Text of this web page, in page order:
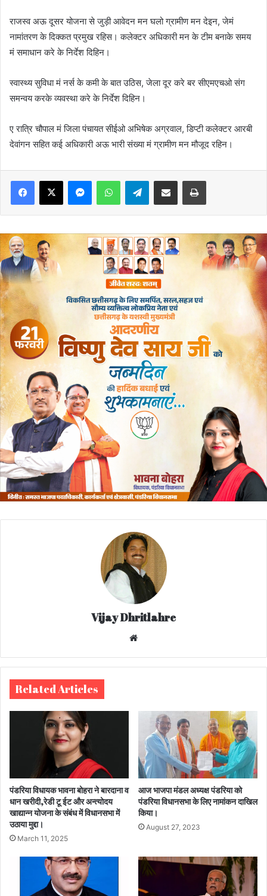
राजस्व अऊ दूसर योजना से जुड़ी आवेदन मन घलो ग्रामीण मन देइन, जेमं
नामांतरण के दिक्कत प्रमुख रहिस। कलेक्टर अधिकारी मन के टीम बनाके समय
मं समाधान करे के निर्देश दिहिन।
स्वास्थ्य सुविधा मं नर्स के कमी के बात उठिस, जेला दूर करे बर सीएमएचओ संग
समन्वय करके व्यवस्था करे के निर्देश दिहिन।
ए रात्रि चौपाल मं जिला पंचायत सीईओ अभिषेक अग्रवाल, डिप्टी कलेक्टर आरबी
देवांगन सहित कई अधिकारी अऊ भारी संख्या मं ग्रामीण मन मौजूद रहिन।
Telegram
Vijay Dhritlahre
te
Related Articles
पंडरिया विधायक भावना बोहरा ने बारदाना व
धान खरीदी,रेडी टू ईट और अन्त्योदय
खाद्यान्न योजना के संबंध में विधानसभा में
उठाया मुद्दा।
March 11, 2025
आज भाजपा मंडल अध्यक्ष पंडरिया को
पंडरिया विधानसभा के लिए नामांकन दाखिल
किया।
August 27, 2023